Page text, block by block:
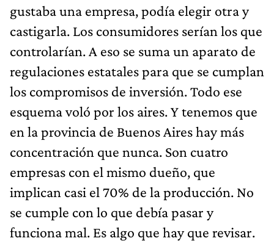
gustaba una empresa, podía elegir otra y
castigarla. Los consumidores serían los que
controlarían. A eso se suma un aparato de
regulaciones estatales para que se cumplan
los compromisos de inversión. Todo ese
esquema voló por los aires. Y tenemos que
en la provincia de Buenos Aires hay más
concentración que nunca. Son cuatro
empresas con el mismo dueño, que
implican casi el 70% de la producción. No
se cumple con lo que debía pasar y
funciona mal. Es algo que hay que revisar.